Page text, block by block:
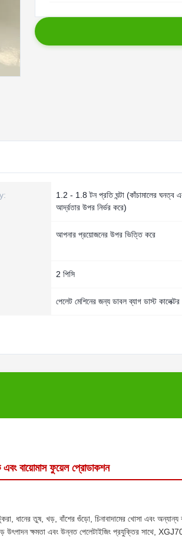
1.2 - 1.8 টন প্রতি ঘন্টা (কাঁচামালের ঘনত্ব
আর্দ্রতার উপর নির্ভর করে)
আপনার প্রয়োজনের উপর ভিত্তি করে
2 পিসি
পেলেট মেশিনের জন্য ডাবল ব্যাগ ডাস্ট কালেক্টর
বায়োমাস ফুয়েল প্রোডাকশন
ধানের তুষ, খড়, বাঁশের গুঁড়ো, চিনাবাদামের খোসা এবং অন্যান্য
উৎপাদন ক্ষমতা এবং উন্নত পেলেটাইজিং প্রযুক্তির সাথে,